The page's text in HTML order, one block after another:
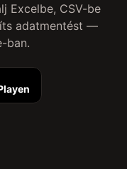
Excelbe, CSV-be
adatmentést —
ban.